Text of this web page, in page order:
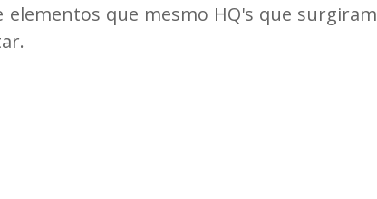
que mesmo HQ's que surgiram